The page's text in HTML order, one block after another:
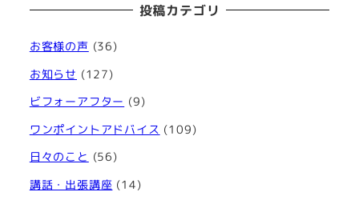
投稿カテゴリ
お客様の声 (36)
お知らせ (127)
ビフォーアフター (9)
ワンポイントアドバイス (109)
日々のこと (56)
講話・出張講座 (14)